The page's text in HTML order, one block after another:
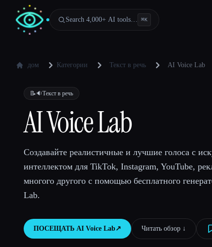
Search 4,000+ AI tools… ⌘K
дом Категории Текст в речь AI Voice Lab
📝🔉Текст в речь
AI Voice Lab
Создавайте реалистичные и лучшие голоса с
интеллектом для TikTok, Instagram, YouTube,
многого другого с помощью бесплатного
Lab.
ПОСЕЩАТЬ AI Voice Lab↗︎ Читать обзор ↓︎